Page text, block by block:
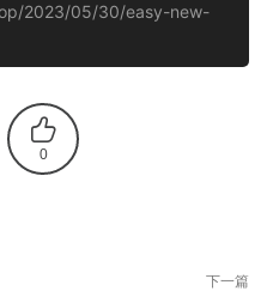
2023/05/30/easy-new-
0
下一篇